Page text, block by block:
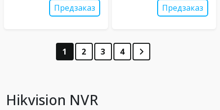
Предзаказ Предзаказ
1 2 3 4
Hikvision NVR